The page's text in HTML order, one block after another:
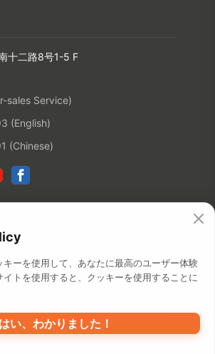
十二路8号1-5 F
sales Service)
(English)
(Chinese)
CO., LTD.プライバシーポリシー
使用期間
構内地図
ーを使用して、あなたに最高のユーザー体験
トを使用すると、クッキーを使用することに
はい、わかりました！